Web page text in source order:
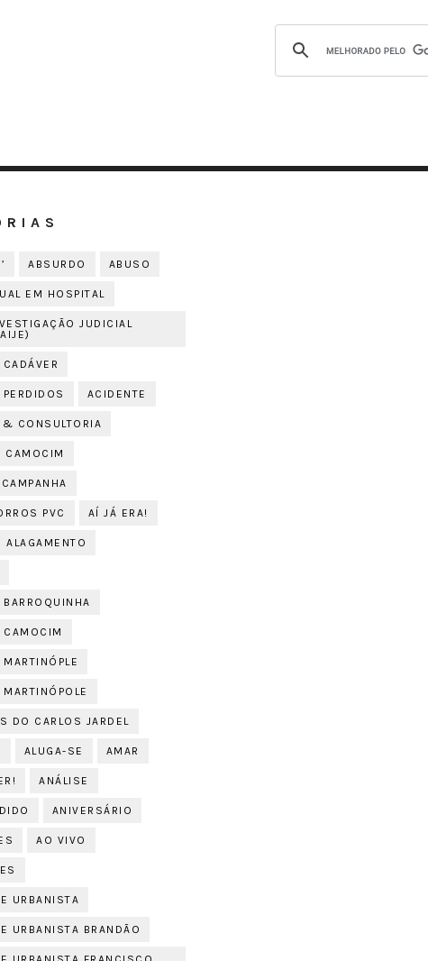
ABSURDO ABUSO
EM HOSPITAL
JUDICIAL
ACIDENTE
CONSULTORIA
CAMOCIM
PVC AÍ JÁ ERA!
ALAGAMENTO
CAMOCIM
DO CARLOS JARDEL
ALUGA-SE AMAR
ANÁLISE
ANIVERSÁRIO
AO VIVO
URBANISTA
URBANISTA BRANDÃO